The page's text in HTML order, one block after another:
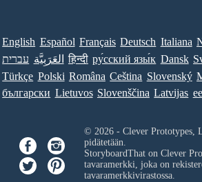
English Español Français Deutsch Italiana
עברית العَرَبِيَّة हिन्दी ру́сский язы́к Dansk
Türkçe Polski Româna Ceština Slovenský
български Lietuvos Slovenščina Latvijas
© 2026 - Clever Prototypes,
pidätetään.
StoryboardThat on Clever
tavaramerkki, joka on
tavaramerkkivirastossa.